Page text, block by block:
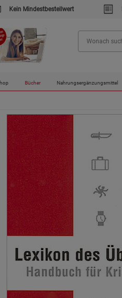
Kein Mindestbestellwert
Bücher Nahrungsergänzungsmittel